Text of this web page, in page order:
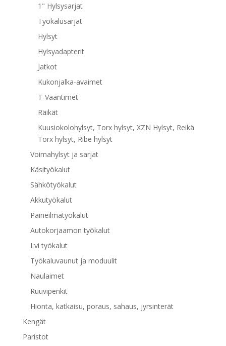
1" Hylsysarjat
Työkalusarjat
Hylsyt
Hylsyadapterit
Jatkot
Kukonjalka-avaimet
T-Vääntimet
Räikät
Kuusiokolohylsyt, Torx hylsyt, XZN Hylsyt, Reikä
Torx hylsyt, Ribe hylsyt
Voimahylsyt ja sarjat
Käsityökalut
Sähkötyökalut
Akkutyökalut
Paineilmatyökalut
Autokorjaamon työkalut
Lvi työkalut
Työkaluvaunut ja moduulit
Naulaimet
Ruuvipenkit
Hionta, katkaisu, poraus, sahaus, jyrsinterät
Kengät
Paristot